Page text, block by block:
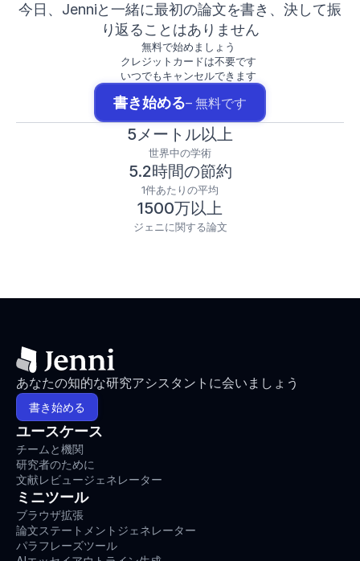
今日、Jenniと一緒に最初の論文を書き、決して振
り返ることはありません
無料で始めましょう
クレジットカードは不要です
いつでもキャンセルできます
書き始める– 無料です
5メートル以上
世界中の学術
5.2時間の節約
1件あたりの平均
1500万以上
ジェニに関する論文
あなたの知的な研究アシスタントに会いましょう
書き始める
ユースケース
チームと機関
研究者のために
文献レビュージェネレーター
ミニツール
ブラウザ拡張
論文ステートメントジェネレーター
パラフレーズツール